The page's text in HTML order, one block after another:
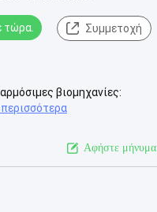
τώρα. Συμμετοχή
βιομηχανίες:
Αφήστε μήνυμα.